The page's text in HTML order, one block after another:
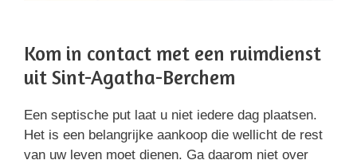
Kom in contact met een ruimdienst
uit Sint-Agatha-Berchem
Een septische put laat u niet iedere dag plaatsen.
Het is een belangrijke aankoop die wellicht de rest
van uw leven moet dienen. Ga daarom niet over